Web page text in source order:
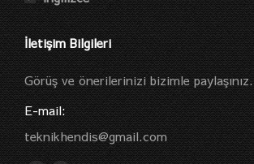
İletişim Bilgileri
Görüş ve önerilerinizi bizimle paylaşınız.
E-mail:
teknikhendis@gmail.com